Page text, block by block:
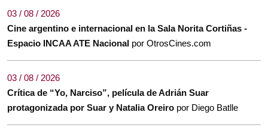
03 / 08 / 2026
Cine argentino e internacional en la Sala Norita Cortiñas -
Espacio INCAA ATE Nacional por OtrosCines.com
03 / 08 / 2026
Crítica de “Yo, Narciso”, película de Adrián Suar
protagonizada por Suar y Natalia Oreiro por Diego Batlle